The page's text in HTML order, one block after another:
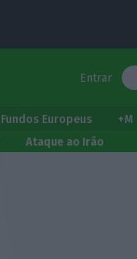
Entrar
Fundos Europeus +M
Ataque ao Irão